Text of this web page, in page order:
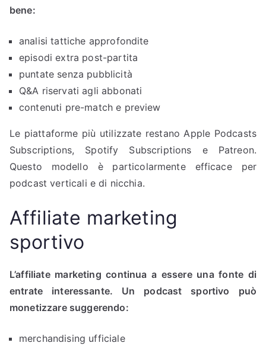
bene:
analisi tattiche approfondite
episodi extra post-partita
puntate senza pubblicità
Q&A riservati agli abbonati
contenuti pre-match e preview
Le piattaforme più utilizzate restano Apple Podcasts
Subscriptions, Spotify Subscriptions e Patreon.
Questo modello è particolarmente efficace per
podcast verticali e di nicchia.
Affiliate marketing
sportivo
L’affiliate marketing continua a essere una fonte di
entrate interessante. Un podcast sportivo può
monetizzare suggerendo:
merchandising ufficiale